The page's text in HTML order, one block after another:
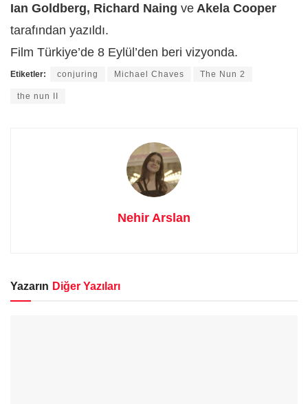
Ian Goldberg, Richard Naing ve Akela Cooper
tarafından yazıldı.
Film Türkiye’de 8 Eylül’den beri vizyonda.
Etiketler: conjuring Michael Chaves The Nun 2
the nun II
Nehir Arslan
Yazarın Diğer Yazıları